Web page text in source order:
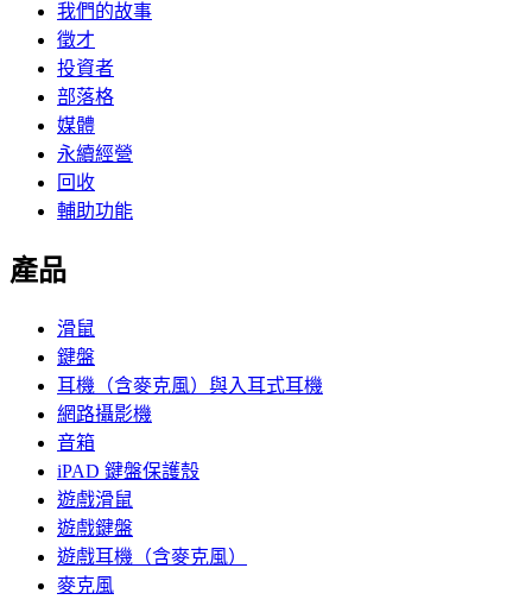
我們的故事
徵才
投資者
部落格
媒體
永續經營
回收
輔助功能
產品
滑鼠
鍵盤
耳機（含麥克風）與入耳式耳機
網路攝影機
音箱
iPAD 鍵盤保護殼
遊戲滑鼠
遊戲鍵盤
遊戲耳機（含麥克風）
麥克風